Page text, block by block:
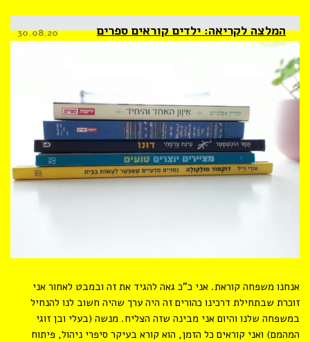
המלצה לקריאה: ילדים קוראים ספרים Posted
on
30.08.20
אנחנו משפחה קוראת. אני כ”כ גאה להגיד את זה ובמבט לאחור אני
זוכרת שבתחילת דרכינו כהורים זה היה ערך שהיה חשוב לנו להנחיל
במשפחה שלנו והיום אני מבינה שזה הצליח. מנשה (בעלי ובן זוגי
המהמם) ואני קוראים כל הזמן, הוא קורא בעיקר סיפרי ניהול, פיתוח